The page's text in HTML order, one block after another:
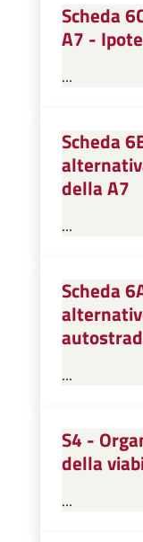
Scheda
A7 -
...
Scheda
della A7
...
Scheda
...
S4 -
della
...